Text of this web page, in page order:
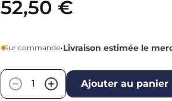
52,50 €
Sur commande•Livraison estimée le
−
+ Ajouter au panier